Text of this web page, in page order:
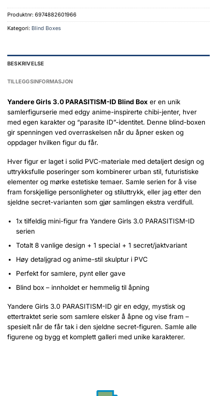
Produktnr: 6974882601966
Kategori: Blind Boxes
BESKRIVELSE
TILLEGGSINFORMASJON
Yandere Girls 3.0 PARASITISM-ID Blind Box er en unik
samlerfigurserie med edgy anime-inspirerte chibi-jenter, hver
med egen karakter og “parasite ID”-identitet. Denne blind-boxen
gir spenningen ved overraskelsen når du åpner esken og
oppdager hvilken figur du får.
Hver figur er laget i solid PVC-materiale med detaljert design og
uttrykksfulle poseringer som kombinerer urban stil, futuristiske
elementer og mørke estetiske temaer. Samle serien for å vise
fram forskjellige personligheter og stiluttrykk, eller jag etter den
sjeldne secret-varianten som gjør samlingen ekstra verdifull.
1x tilfeldig mini-figur fra Yandere Girls 3.0 PARASITISM-ID
serien
Totalt 8 vanlige design + 1 special + 1 secret/jaktvariant
Høy detaljgrad og anime-stil skulptur i PVC
Perfekt for samlere, pynt eller gave
Blind box – innholdet er hemmelig til åpning
Yandere Girls 3.0 PARASITISM-ID gir en edgy, mystisk og
ettertraktet serie som samlere elsker å åpne og vise fram –
spesielt når de får tak i den sjeldne secret-figuren. Samle alle
figurene og bygg et komplett galleri med unike karakterer.